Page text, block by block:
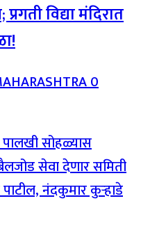
विद्या मंदिरात
0